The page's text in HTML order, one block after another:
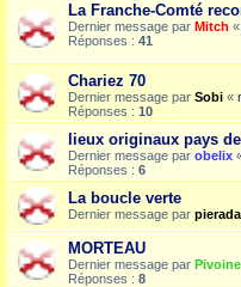
La Franche-Comté
Dernier message par Mitch «
Réponses : 41
Chariez 70
Dernier message par Sobi «
Réponses : 10
lieux originaux pays
Dernier message par obelix
Réponses : 6
La boucle verte
Dernier message par
MORTEAU
Dernier message par Pivoine
Réponses : 8